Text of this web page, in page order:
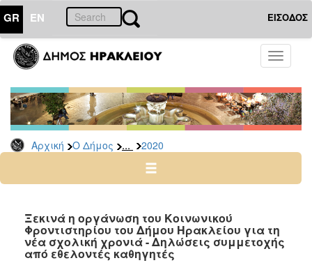
GR EN ΕΙΣΟΔΟΣ
Toggle
Αρχική Ο Δήμος ... 2020
ΔΗΜΟΣ
Δελτία
Τύπου
Αρχείο
2026
2024
2022
2021
Ξεκινά η οργάνωση του Κοινωνικού
Φροντιστηρίου του Δήμου Ηρακλείου για τη
νέα σχολική χρονιά - Δηλώσεις συμμετοχής
από εθελοντές καθηγητές